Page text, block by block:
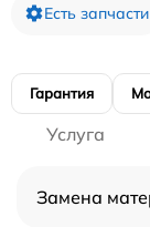
Есть запчасти
Гарантия
Услуга
Замена